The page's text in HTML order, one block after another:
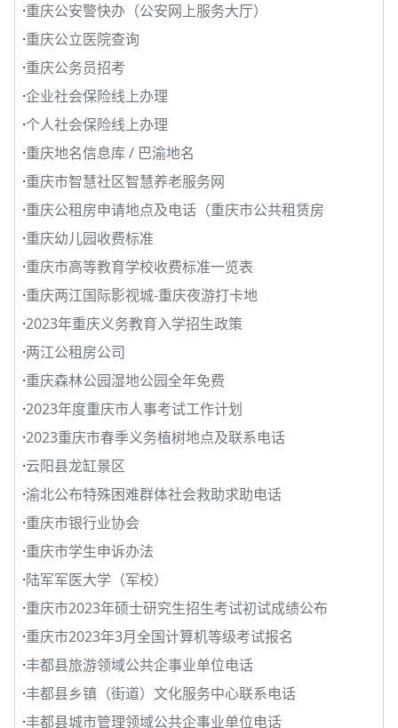
·重庆公安警快办（公安网上服务大厅）
·重庆公立医院查询
·重庆公务员招考
·企业社会保险线上办理
·个人社会保险线上办理
·重庆地名信息库 / 巴渝地名
·重庆市智慧社区智慧养老服务网
·重庆公租房申请地点及电话（重庆市公共租赁房
·重庆幼儿园收费标准
·重庆市高等教育学校收费标准一览表
·重庆两江国际影视城-重庆夜游打卡地
·2023年重庆义务教育入学招生政策
·两江公租房公司
·重庆森林公园湿地公园全年免费
·2023年度重庆市人事考试工作计划
·2023重庆市春季义务植树地点及联系电话
·云阳县龙缸景区
·渝北公布特殊困难群体社会救助求助电话
·重庆市银行业协会
·重庆市学生申诉办法
·陆军军医大学（军校）
·重庆市2023年硕士研究生招生考试初试成绩公布
·重庆市2023年3月全国计算机等级考试报名
·丰都县旅游领域公共企事业单位电话
·丰都县乡镇（街道）文化服务中心联系电话
·丰都县城市管理领域公共企事业单位电话